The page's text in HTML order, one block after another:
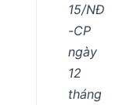
15/NĐ
-CP
ngày
12
tháng